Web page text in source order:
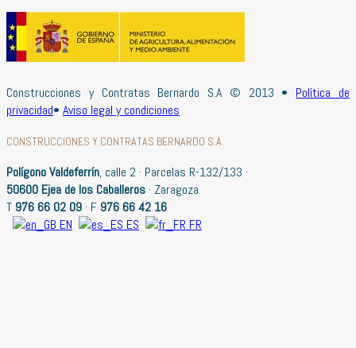
Construcciones y Contratas Bernardo S.A © 2013 • Política de
privacidad• Aviso legal y condiciones
CONSTRUCCIONES Y CONTRATAS BERNARDO S.A.
Polígono Valdeferrín, calle 2 · Parcelas R-132/133 ·
50600 Ejea de los Caballeros · Zaragoza
T 976 66 02 09 · F 976 66 42 16
EN
ES FR